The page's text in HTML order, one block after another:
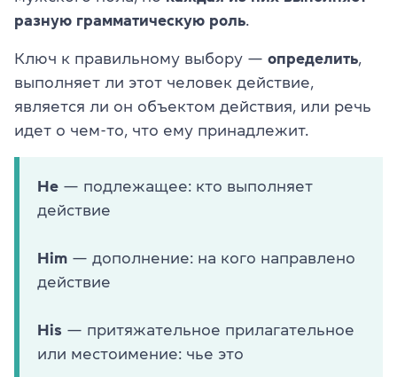
разную грамматическую роль
Ключ к правильному выбору — определить
выполняет ли этот человек действие,
является ли он объектом действия, или речь
идет о чем-то, что ему принадлежит.
He — подлежащее: кто выполняет
действие
Him — дополнение: на кого направлено
действие
His — притяжательное прилагательное
или местоимение: чье это